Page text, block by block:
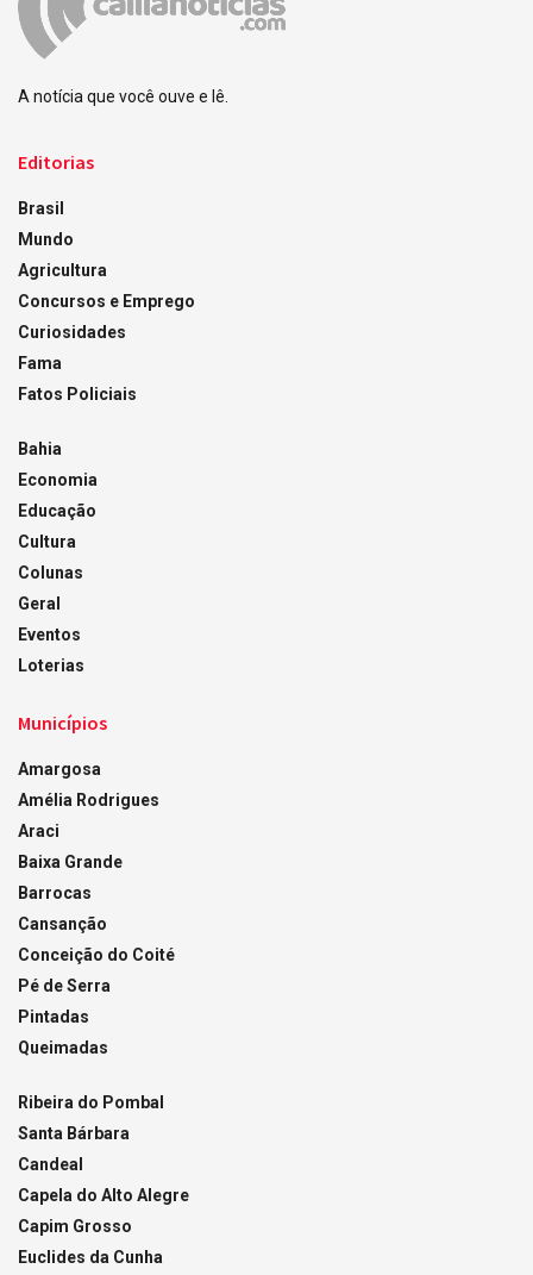
A notícia que você ouve e lê.
Editorias
Brasil
Mundo
Agricultura
Concursos e Emprego
Curiosidades
Fama
Fatos Policiais
Bahia
Economia
Educação
Cultura
Colunas
Geral
Eventos
Loterias
Municípios
Amargosa
Amélia Rodrigues
Araci
Baixa Grande
Barrocas
Cansanção
Conceição do Coité
Pé de Serra
Pintadas
Queimadas
Ribeira do Pombal
Santa Bárbara
Candeal
Capela do Alto Alegre
Capim Grosso
Euclides da Cunha